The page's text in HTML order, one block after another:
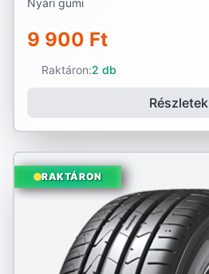
Nyári gumi
9 900 Ft
Raktáron:2 db
Részletek
RAKTÁRON